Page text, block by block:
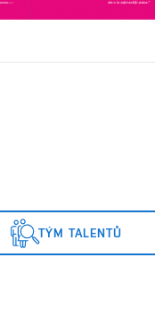
TÝM TALENTŮ